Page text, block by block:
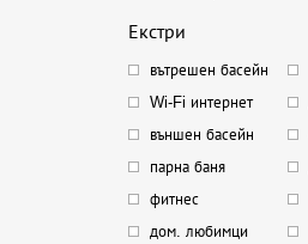
Екстри
вътрешен басейн
Wi-Fi интернет
външен басейн
парна баня
фитнес
дом. любимци